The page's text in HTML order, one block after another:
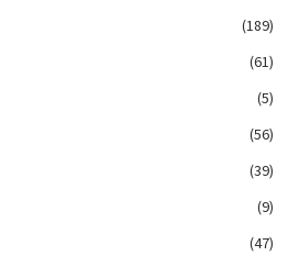
(189)
(61)
(5)
(56)
(39)
(9)
(47)